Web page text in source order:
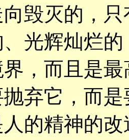
向毁灭的，
、光辉灿烂
，而且是
弃它，而
的精神的